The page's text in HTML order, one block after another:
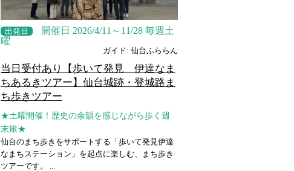
出発日
開催日 2026/4/11～11/28 毎週土
曜
ガイド: 仙台ふららん
当日受付あり【歩いて発見 伊達なま
ちあるきツアー】仙台城跡・登城路ま
ち歩きツアー
★土曜開催！歴史の余韻を感じながら歩く週
末旅★
仙台のまち歩きをサポートする「歩いて発見伊達
なまちステーション」を起点に楽しむ、まち歩き
ツアーです。 ...